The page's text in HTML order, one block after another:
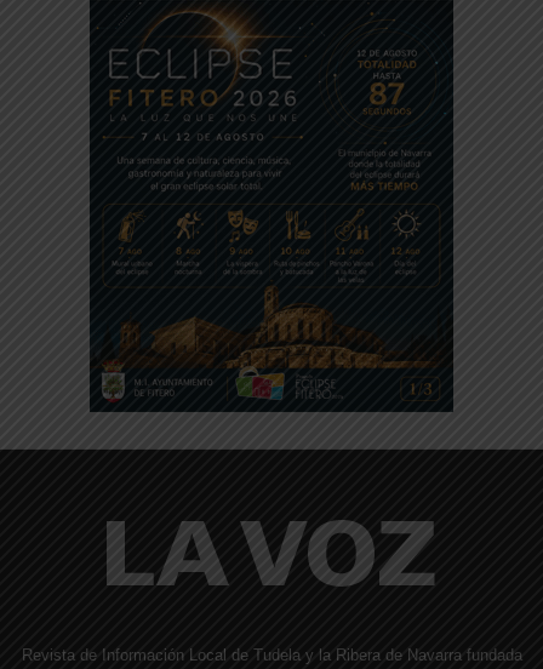
Revista de Información Local de Tudela y la Ribera de Navarra fundada